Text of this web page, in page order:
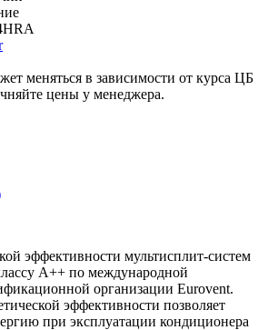
меняться в зависимости от курса ЦБ
цены у менеджера.
эффективности мультисплит-систем
A++ по международной
организации Eurovent.
эффективности позволяет
при эксплуатации кондиционера